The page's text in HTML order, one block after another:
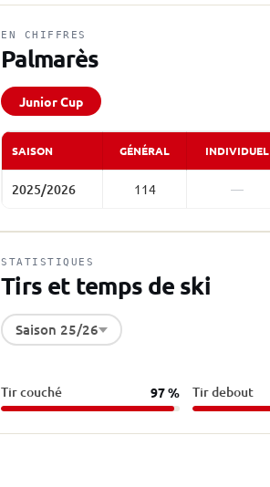
EN CHIFFRES
Palmarès
Junior Cup
SAISON GÉNÉRAL INDIVIDUEL
2025/2026 114 —
STATISTIQUES
Tirs et temps de ski
Saison 25/26
Tir couché 97 % Tir debout